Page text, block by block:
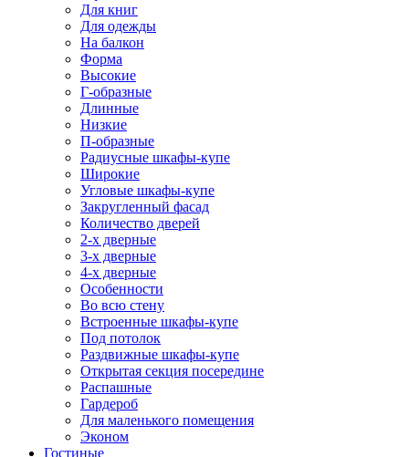
Для книг
Для одежды
На балкон
Форма
Высокие
Г-образные
Длинные
Низкие
П-образные
Радиусные шкафы-купе
Широкие
Угловые шкафы-купе
Закругленный фасад
Количество дверей
2-х дверные
3-х дверные
4-х дверные
Особенности
Во всю стену
Встроенные шкафы-купе
Под потолок
Раздвижные шкафы-купе
Открытая секция посередине
Распашные
Гардероб
Для маленького помещения
Эконом
Гостиные